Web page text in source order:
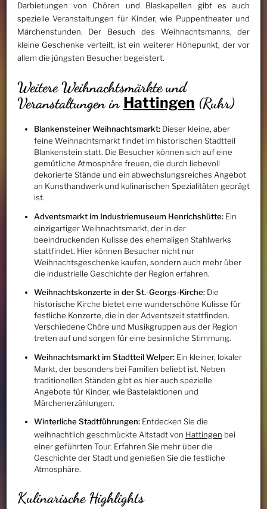
Darbietungen von Chören und Blaskapellen gibt es auch
spezielle Veranstaltungen für Kinder, wie Puppentheater und
Märchenstunden. Der Besuch des Weihnachtsmanns, der
kleine Geschenke verteilt, ist ein weiterer Höhepunkt, der vor
allem die jüngsten Besucher begeistert.
Weitere Weihnachtsmärkte und
Veranstaltungen in Hattingen (Ruhr)
Blankensteiner Weihnachtsmarkt:Dieser kleine, aber
feine Weihnachtsmarkt findet im historischen Stadtteil
Blankenstein statt. Die Besucher können sich auf eine
gemütliche Atmosphäre freuen, die durch liebevoll
dekorierte Stände und ein abwechslungsreiches Angebot
an Kunsthandwerk und kulinarischen Spezialitäten geprägt
ist.
Adventsmarkt im Industriemuseum Henrichshütte:Ein
einzigartiger Weihnachtsmarkt, der in der
beeindruckenden Kulisse des ehemaligen Stahlwerks
stattfindet. Hier können Besucher nicht nur
Weihnachtsgeschenke kaufen, sondern auch mehr über
die industrielle Geschichte der Region erfahren.
Weihnachtskonzerte in der St.-Georgs-Kirche:Die
historische Kirche bietet eine wunderschöne Kulisse für
festliche Konzerte, die in der Adventszeit stattfinden.
Verschiedene Chöre und Musikgruppen aus der Region
treten auf und sorgen für eine besinnliche Stimmung.
Weihnachtsmarkt im Stadtteil Welper:Ein kleiner, lokaler
Markt, der besonders bei Familien beliebt ist. Neben
traditionellen Ständen gibt es hier auch spezielle
Angebote für Kinder, wie Bastelaktionen und
Märchenerzählungen.
Winterliche Stadtführungen:Entdecken Sie die
weihnachtlich geschmückte Altstadt von Hattingen bei
einer geführten Tour. Erfahren Sie mehr über die
Geschichte der Stadt und genießen Sie die festliche
Atmosphäre.
Kulinarische Highlights